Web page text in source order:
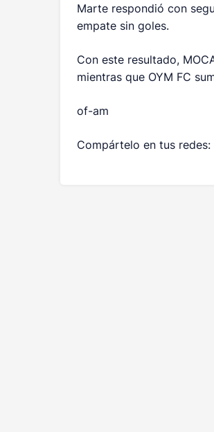
Marte respondió con
empate sin goles.
Con este resultado,
mientras que OYM FC
of-am
Compártelo en tus redes: